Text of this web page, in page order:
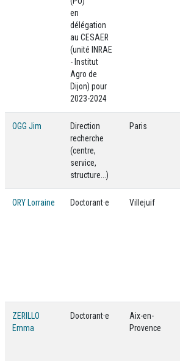
en
délégation
au CESAER
(unité INRAE
- Institut
Agro de
Dijon) pour
2023-2024
OGG Jim
Direction
recherche
(centre,
service,
structure...)
Paris
ORY Lorraine Doctorant·e Villejuif
ZERILLO
Emma
Doctorant·e
Aix-en-
Provence